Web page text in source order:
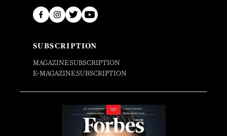
SUBSCRIPTION
MAGAZINE SUBSCRIPTION
E-MAGAZINE SUBSCRIPTION